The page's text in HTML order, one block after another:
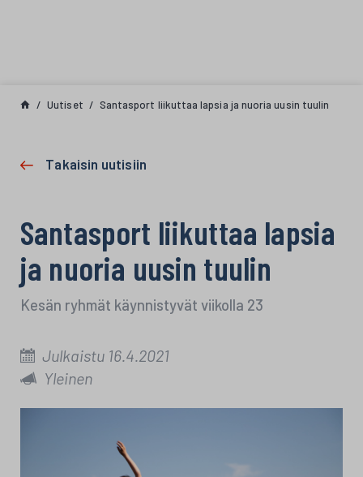
Uutiset Santasport liikuttaa lapsia ja nuoria uusin tuulin
Takaisin uutisiin
Santasport liikuttaa lapsia
ja nuoria uusin tuulin
Kesän ryhmät käynnistyvät viikolla 23
Julkaistu 16.4.2021
Yleinen